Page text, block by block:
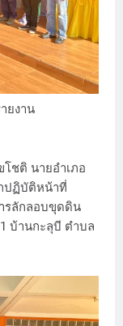
ยงาน
ชติ นายอำเภอ
ปฏิบัติหน้าที่
รลักลอบขุดดิน
บ้านกะลุบี ตำบล